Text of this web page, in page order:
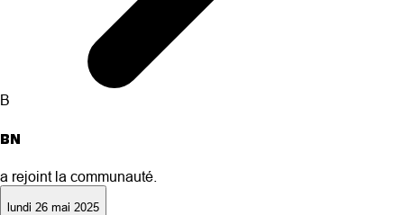
B
BN
a rejoint la communauté.
lundi 26 mai 2025